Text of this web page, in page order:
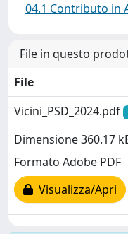
04.1 Contributo in
File in questo
File
Vicini_PSD_2024.pdf
Dimensione 360.17
Formato Adobe PDF
Visualizza/Apri